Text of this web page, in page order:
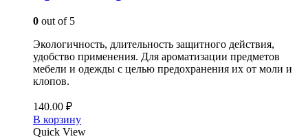
0 out of 5
Экологичность, длительность защитного действия,
удобство применения. Для ароматизации предметов
мебели и одежды с целью предохранения их от моли и
клопов.
140.00 ₽
В корзину
Quick View